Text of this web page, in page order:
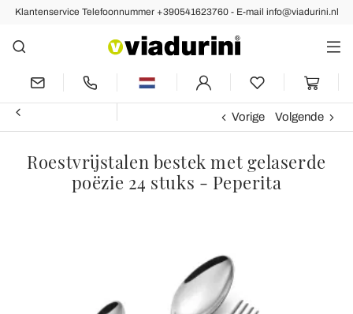
Klantenservice Telefoonnummer +390541623760 - E-mail info@viadurini.nl
Vorige Volgende
Roestvrijstalen bestek met gelaserde
poëzie 24 stuks - Peperita